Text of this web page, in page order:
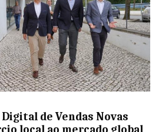
de Vendas Novas